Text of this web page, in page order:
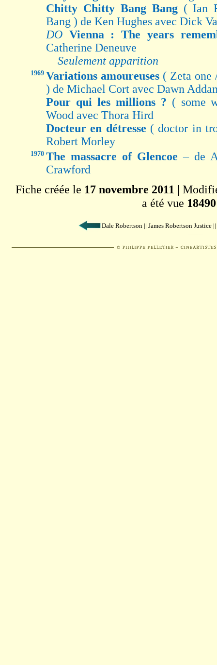
Chitty Chitty Bang Bang ( Ian
Bang ) de Ken Hughes avec Dick
DO Vienna : The years
Catherine Deneuve
Seulement apparition
1969 Variations amoureuses ( Zeta one
) de Michael Cort avec Dawn
Pour qui les millions ? ( some
Wood avec Thora Hird
Docteur en détresse ( doctor in
Robert Morley
1970 The massacre of Glencoe– de
Crawford
Fiche créée le 17 novembre 2011 |
a été vue
Dale Robertson || James Robertson Justice